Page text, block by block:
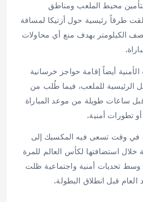
محيط الملعب ومناطق
طرقاً رئيسية حول أزتيكا لمسافة
الكيلومتر بهدف منع أي محاولات
أيضاً إقامة حواجز خرسانية
الرئيسية للملعب، فيما طُلب من
ساعات طويلة من موعد المباراة
تطورات أمنية.
في وقت تسعى فيه المكسيك إلى
خلال استضافتها لكأس العالم للمرة
وسط تحديات أمنية واجتماعية ظلت
قبل انطلاق البطولة.